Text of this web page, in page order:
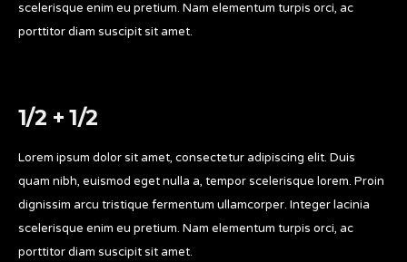
scelerisque enim eu pretium. Nam elementum turpis orci, ac
porttitor diam suscipit sit amet.
1/2 + 1/2
Lorem ipsum dolor sit amet, consectetur adipiscing elit. Duis
quam nibh, euismod eget nulla a, tempor scelerisque lorem. Proin
dignissim arcu tristique fermentum ullamcorper. Integer lacinia
scelerisque enim eu pretium. Nam elementum turpis orci, ac
porttitor diam suscipit sit amet.